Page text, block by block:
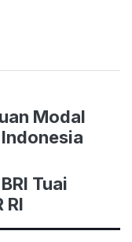
Modal
Tuai
RI